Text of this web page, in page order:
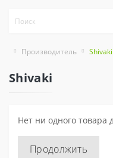
Производитель Shivaki
Shivaki
Нет ни одного товара
Продолжить